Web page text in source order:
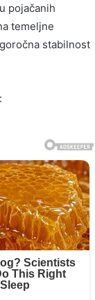
pojačanih
temeljne
stabilnost